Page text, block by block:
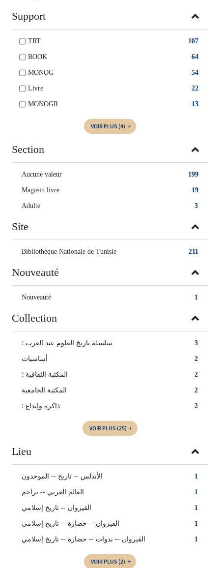
Support
107
TRT
64
BOOK
54
MONOG
22
Livre
13
MONOGR
VOIR PLUS (4)
Section
199
Aucune valeur
19
Magasin livre
3
Adulte
Site
211
Bibliothèque Nationale de Tunisie
Nouveauté
1
Nouveauté
Collection
3 سلسلة تاريخ العلوم عند العرب ؛
2 أساسيات
2 المكتبة الثقافية ؛
2 المكتبة الجامعية
2 ذاكرة وإبداع ؛
VOIR PLUS (25)
Lieu
1 الأندلس -- تاريخ -- الموحدون
1 العالم العربي‏ -- ‏تراجم‏
1 القيروان -- تاريخ إسلامي
1 القيروان -- حضارة -- تاريخ إسلامي
1 القيروان -- ندوات -- حضارة -- تاريخ إسلامي
VOIR PLUS (2)